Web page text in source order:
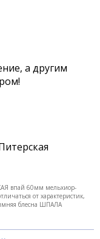
из люрекса
окуня.
а другим
впай 60мм мельхиор-
от характеристик,
блесна ШПАЛА